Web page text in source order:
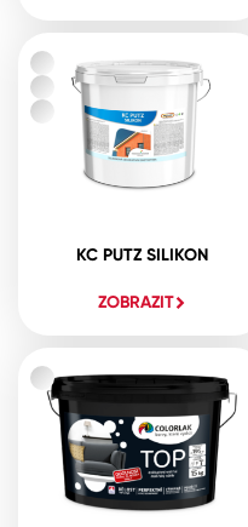
KC PUTZ SILIKON
ZOBRAZIT